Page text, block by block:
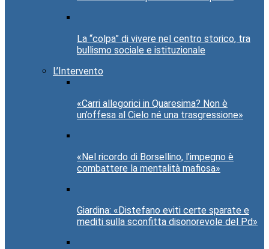
La “colpa” di vivere nel centro storico, tra
bullismo sociale e istituzionale
L’Intervento
«Carri allegorici in Quaresima? Non è
un’offesa al Cielo né una trasgressione»
«Nel ricordo di Borsellino, l’impegno è
combattere la mentalità mafiosa»
Giardina: «Distefano eviti certe sparate e
mediti sulla sconfitta disonorevole del Pd»